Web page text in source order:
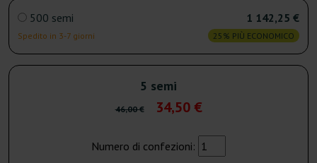
500 semi
Spedito in 3-7 giorni
1 142,25 €
25% PIÙ ECONOMICO
5 semi
46,00 € 34,50 €
Numero di confezioni: